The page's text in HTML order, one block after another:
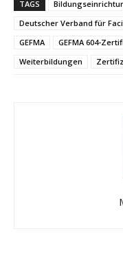
TAGS
Deutscher Verband für
GEFMA
GEFMA 604-
Weiterbildungen